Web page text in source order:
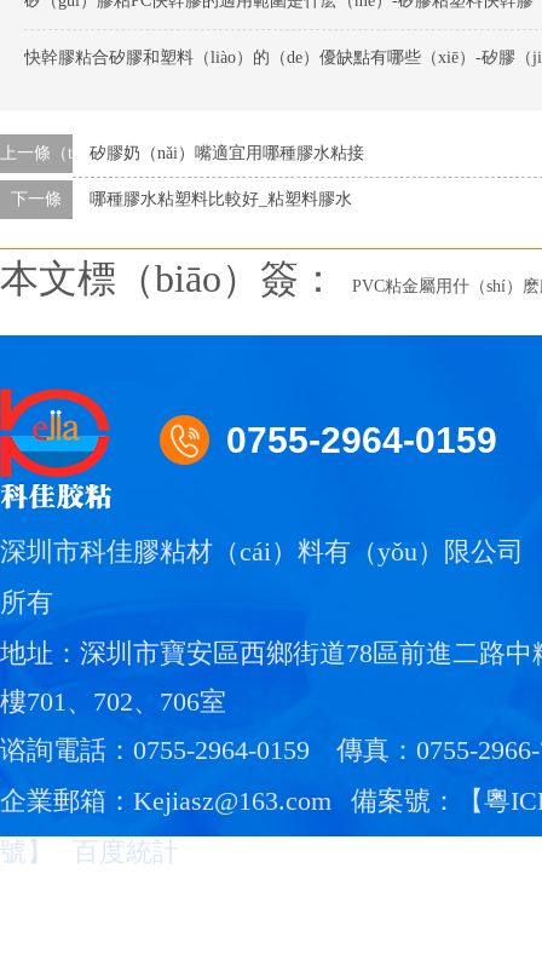
上一條（tiáo）矽膠奶（nǎi）嘴適宜用哪種膠水粘接
下一條 哪種膠水粘塑料比較好_粘塑料膠水
本文標（biāo）簽： PVC粘金屬用什（shí）
0755-2964-0159
深圳市科佳膠粘材（cái）料有（yǒu）限公司
所有
地址：深圳市寶安區西鄉街道78區前進二路中
樓701、702、706室
谘詢電話：0755-2964-0159
傳真：0755-
企業郵箱：Kejiasz@163.com
備案號：【粵
號 】 百度統計